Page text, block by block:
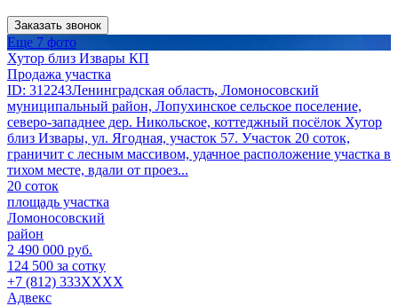
Заказать звонок
Еще 7 фото
Хутор близ Извары КП
Продажа участка
ID: 312243Ленинградская область, Ломоносовский
муниципальный район, Лопухинское сельское поселение,
северо-западнее дер. Никольское, коттеджный посёлок Хутор
близ Извары, ул. Ягодная, участок 57. Участок 20 соток,
граничит с лесным массивом, удачное расположение участка в
тихом месте, вдали от проез...
20 соток
площадь участка
Ломоносовский
район
2 490 000 руб.
124 500 за сотку
+7 (812) 333XXXX
Адвекс